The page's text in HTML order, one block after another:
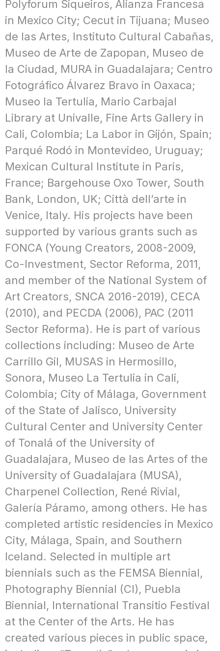
Polyforum Siqueiros, Alianza Francesa
in Mexico City; Cecut in Tijuana; Museo
de las Artes, Instituto Cultural Cabañas,
Museo de Arte de Zapopan, Museo de
la Ciudad, MURA in Guadalajara; Centro
Fotográfico Álvarez Bravo in Oaxaca;
Museo la Tertulia, Mario Carbajal
Library at Univalle, Fine Arts Gallery in
Cali, Colombia; La Labor in Gijón, Spain;
Parqué Rodó in Montevideo, Uruguay;
Mexican Cultural Institute in Paris,
France; Bargehouse Oxo Tower, South
Bank, London, UK; Città dell’arte in
Venice, Italy. His projects have been
supported by various grants such as
FONCA (Young Creators, 2008-2009,
Co-Investment, Sector Reforma, 2011,
and member of the National System of
Art Creators, SNCA 2016-2019), CECA
(2010), and PECDA (2006), PAC (2011
Sector Reforma). He is part of various
collections including: Museo de Arte
Carrillo Gil, MUSAS in Hermosillo,
Sonora, Museo La Tertulia in Cali,
Colombia; City of Málaga, Government
of the State of Jalisco, University
Cultural Center and University Center
of Tonalá of the University of
Guadalajara, Museo de las Artes of the
University of Guadalajara (MUSA),
Charpenel Collection, René Rivial,
Galería Páramo, among others. He has
completed artistic residencies in Mexico
City, Málaga, Spain, and Southern
Iceland. Selected in multiple art
biennials such as the FEMSA Biennial,
Photography Biennial (CI), Puebla
Biennial, International Transitio Festival
at the Center of the Arts. He has
created various pieces in public space,